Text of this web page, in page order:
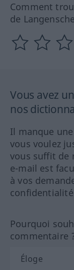
Comment
de
Vous avez
nos
Il manque
vous voulez
vous suffit de
e-mail est
à vos
Pourquoi
commentaire